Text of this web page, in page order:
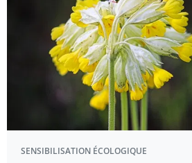
SENSIBILISATION ÉCOLOGIQUE